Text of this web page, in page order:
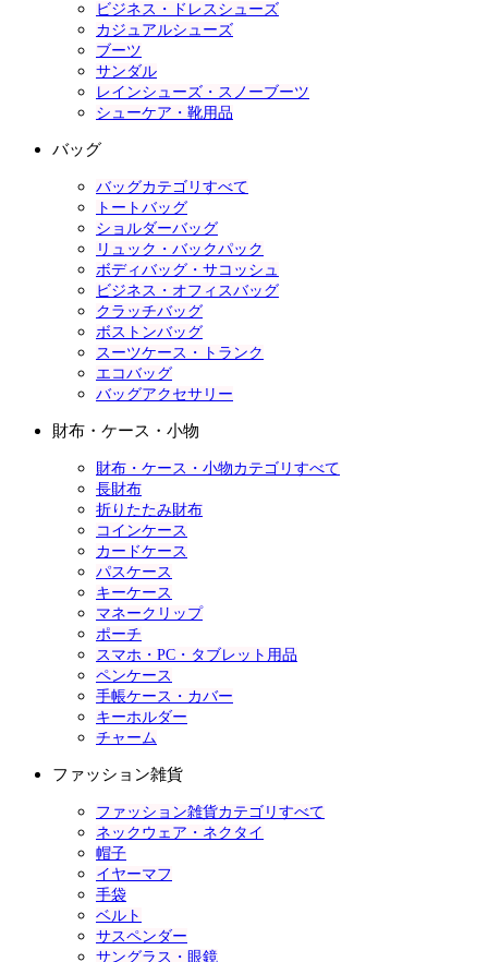
ビジネス・ドレスシューズ
カジュアルシューズ
ブーツ
サンダル
レインシューズ・スノーブーツ
シューケア・靴用品
バッグ
バッグカテゴリすべて
トートバッグ
ショルダーバッグ
リュック・バックパック
ボディバッグ・サコッシュ
ビジネス・オフィスバッグ
クラッチバッグ
ボストンバッグ
スーツケース・トランク
エコバッグ
バッグアクセサリー
財布・ケース・小物
財布・ケース・小物カテゴリすべて
長財布
折りたたみ財布
コインケース
カードケース
パスケース
キーケース
マネークリップ
ポーチ
スマホ・PC・タブレット用品
ペンケース
手帳ケース・カバー
キーホルダー
チャーム
ファッション雑貨
ファッション雑貨カテゴリすべて
ネックウェア・ネクタイ
帽子
イヤーマフ
手袋
ベルト
サスペンダー
サングラス・眼鏡